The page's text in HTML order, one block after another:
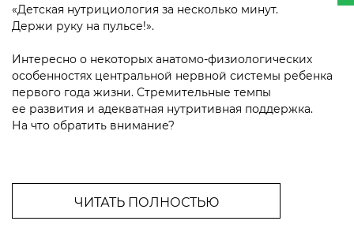
«Детская нутрициология за несколько минут.
Держи руку на пульсе!».
Интересно о некоторых анатомо-физиологических
особенностях центральной нервной системы ребенка
первого года жизни. Стремительные темпы
ее развития и адекватная нутритивная поддержка.
На что обратить внимание?
ЧИТАТЬ ПОЛНОСТЬЮ